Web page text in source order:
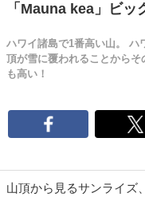
「Mauna kea」ビッ
ハワイ諸島で1番高い山。 ハ
頂が雪に覆われることから
も高い！
山頂から見るサンライズ